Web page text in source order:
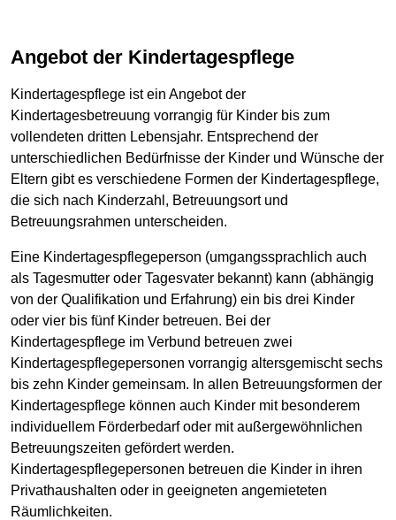
Angebot der Kindertagespflege
Kindertagespflege ist ein Angebot der
Kindertagesbetreuung vorrangig für Kinder bis zum
vollendeten dritten Lebensjahr. Entsprechend der
unterschiedlichen Bedürfnisse der Kinder und Wünsche der
Eltern gibt es verschiedene Formen der Kindertagespflege,
die sich nach Kinderzahl, Betreuungsort und
Betreuungsrahmen unterscheiden.
Eine Kindertagespflegeperson (umgangssprachlich auch
als Tagesmutter oder Tagesvater bekannt) kann (abhängig
von der Qualifikation und Erfahrung) ein bis drei Kinder
oder vier bis fünf Kinder betreuen. Bei der
Kindertagespflege im Verbund betreuen zwei
Kindertagespflegepersonen vorrangig altersgemischt sechs
bis zehn Kinder gemeinsam. In allen Betreuungsformen der
Kindertagespflege können auch Kinder mit besonderem
individuellem Förderbedarf oder mit außergewöhnlichen
Betreuungszeiten gefördert werden.
Kindertagespflegepersonen betreuen die Kinder in ihren
Privathaushalten oder in geeigneten angemieteten
Räumlichkeiten.